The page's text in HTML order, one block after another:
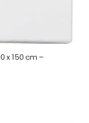
x 150 cm –